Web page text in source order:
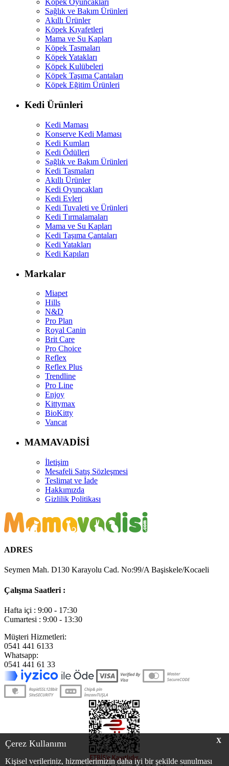
X
Çerez Kullanımı
Kişisel verileriniz, hizmetlerimizin daha iyi bir şekilde sunulması
Köpek Oyuncakları
Sağlık ve Bakım Ürünleri
Akıllı Ürünler
Köpek Kıyafetleri
Mama ve Su Kapları
Köpek Tasmaları
Köpek Yatakları
Köpek Kulübeleri
Köpek Taşıma Çantaları
Köpek Eğitim Ürünleri
Kedi Ürünleri
Kedi Maması
Konserve Kedi Maması
Kedi Kumları
Kedi Ödülleri
Sağlık ve Bakım Ürünleri
Kedi Tasmaları
Akıllı Ürünler
Kedi Oyuncakları
Kedi Evleri
Kedi Tuvaleti ve Ürünleri
Kedi Tırmalamaları
Mama ve Su Kapları
Kedi Taşıma Çantaları
Kedi Yatakları
Kedi Kapıları
Markalar
Miapet
Hills
N&D
Pro Plan
Royal Canin
Brit Care
Pro Choice
Reflex
Reflex Plus
Trendline
Pro Line
Enjoy
Kittymax
BioKitty
Vancat
MAMAVADİSİ
İletişim
Mesafeli Satış Sözleşmesi
Teslimat ve İade
Hakkımızda
Gizlilik Politikası
ADRES
Seymen Mah. D130 Karayolu Cad. No:99/A Başiskele/Kocaeli
Çalışma Saatleri :
Hafta içi : 9:00 - 17:30
Cumartesi : 9:00 - 13:30
Müşteri Hizmetleri:
0541 441 6133
Whatsapp:
0541 441 61 33